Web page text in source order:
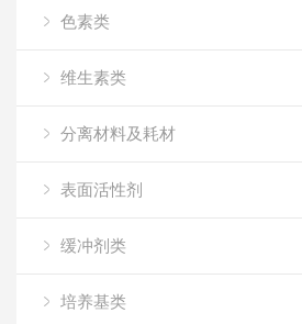
色素类
维生素类
分离材料及耗材
表面活性剂
缓冲剂类
培养基类